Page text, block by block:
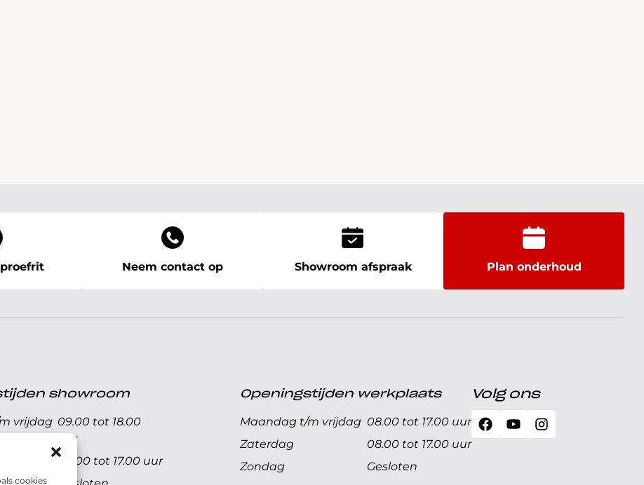
cookies
Neem contact op Showroom afspraak Plan onderhoud
showroom
vrijdag 09.00 tot 18.00
uur
09.00 tot 17.00 uur
Openingstijden werkplaats
Maandag t/m vrijdag 08.00 tot 17.00 uur
Zaterdag
08.00 tot 17.00 uur
Zondag
Gesloten
Volg ons